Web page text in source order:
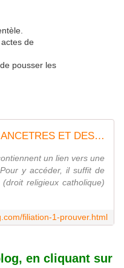
de
pousser les
Filiation - 1 - Prouver - DES ANCETRES ET DES ACTES
un lien vers une
y accéder, il suffit de
religieux catholique)
filiation-1-prouver.html
en cliquant sur